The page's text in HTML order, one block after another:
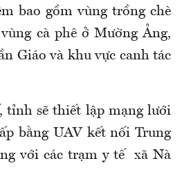
bao gồm vùng trồng chè
cà phê ở Mường Ảng,
Giáo và khu vực canh tác
tỉnh sẽ thiết lập mạng lưới
bằng UAV kết nối Trung
với các trạm y tế xã Nà